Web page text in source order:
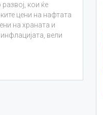
развој, кои ќе
цени на нафтата
на храната и
вели